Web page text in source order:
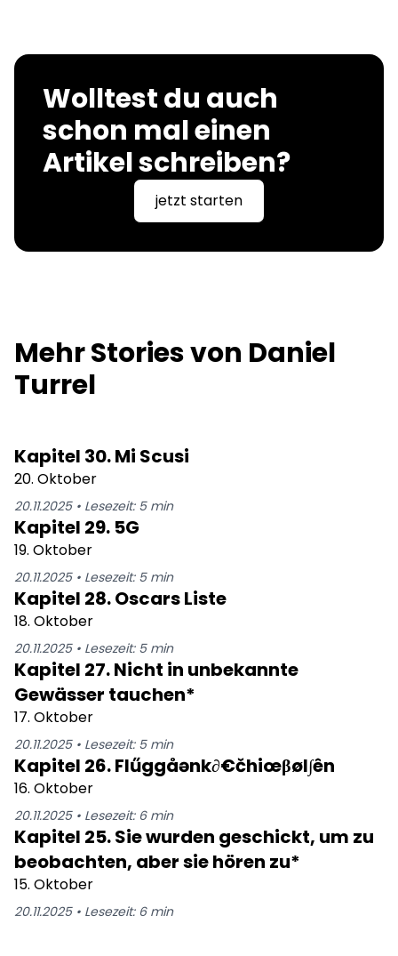
Wolltest du auch
schon mal einen
Artikel schreiben?
jetzt starten
Mehr Stories von Daniel
Turrel
Kapitel 30. Mi Scusi
20. Oktober
20.11.2025• Lesezeit: 5min
Kapitel 29. 5G
19. Oktober
20.11.2025• Lesezeit: 5min
Kapitel 28. Oscars Liste
18. Oktober
20.11.2025• Lesezeit: 5min
Kapitel 27. Nicht in unbekannte
Gewässer tauchen*
17. Oktober
20.11.2025• Lesezeit: 5min
Kapitel 26. Flűggåənk∂€čhiœβøl∫ên
16. Oktober
20.11.2025• Lesezeit: 6min
Kapitel 25. Sie wurden geschickt, um zu
beobachten, aber sie hören zu*
15. Oktober
20.11.2025• Lesezeit: 6min